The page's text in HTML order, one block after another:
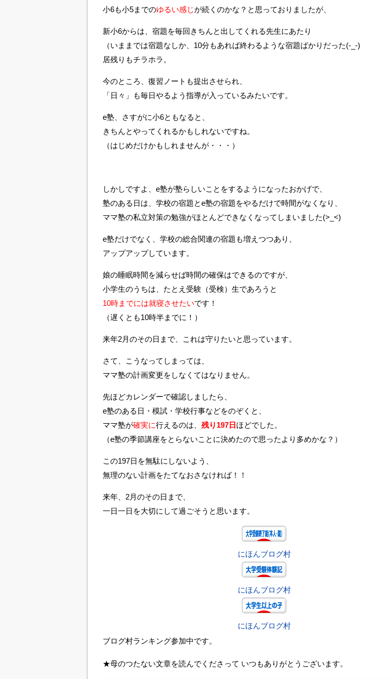
小6も小5までのゆるい感じが続くのかな？と思っておりましたが、
新小6からは、宿題を毎回きちんと出してくれる先生にあたり
（いままでは宿題なしか、10分もあれば終わるような宿題ばかりだった(-_-)
居残りもチラホラ。
今のところ、復習ノートも提出させられ、
「日々」も毎日やるよう指導が入っているみたいです。
e塾、さすがに小6ともなると、
きちんとやってくれるかもしれないですね。
（はじめだけかもしれませんが・・・）
しかしですよ、e塾が塾らしいこと をするようになったおかげで、
塾のある日は、学校の宿題とe塾の宿題をやるだけで時間がなくなり、
ママ塾の私立対策の勉強がほとんどできなくなってしまいました(>_<)
e塾だけでなく、学校の総合関連の宿題も増えつつあり、
アップアップしています。
娘の睡眠時間を減らせば時間の確保はできるのですが、
小学生のうちは、たとえ受験（受検）生であろうと
10時までには就寝させたいです！
（遅くとも10時半までに！）
来年2月のその日まで、これは守りたいと思っています。
さて、こうなってしまっては、
ママ塾の計画変更をしなくてはなりません。
先ほどカレンダーで確認しましたら、
e塾のある日・模試・学校行事などをのぞくと、
ママ塾が確実に行えるのは、 残り197日ほどでした。
（e塾の季節講座をとらないことに決めたので思ったより多めかな？）
この197日を無駄にしないよう、
無理のない計画をたてなおさなければ！！
来年、2月のその日まで、
一日一日を大切にして過ごそうと思います。
にほんブログ村
にほんブログ村
にほんブログ村
ブログ村ランキング参加中です。
★母のつたない文章を読んでくださって いつもありがとうございます。